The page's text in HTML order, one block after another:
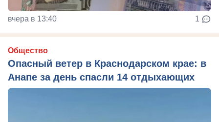
вчера в 13:40 1
Общество
Опасный ветер в Краснодарском крае: в
Анапе за день спасли 14 отдыхающих